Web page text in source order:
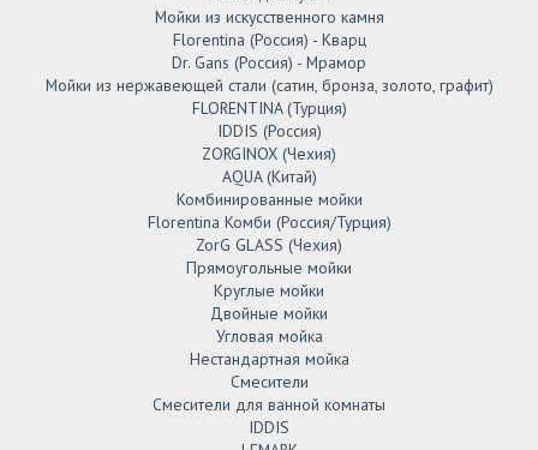
Мойки из искусственного камня
Florentina (Россия) - Кварц
Dr. Gans (Россия) - Мрамор
Мойки из нержавеющей стали (сатин, бронза, золото, графит)
FLORENTINA (Турция)
IDDIS (Россия)
ZORGINOX (Чехия)
AQUA (Китай)
Комбинированные мойки
Florentina Комби (Россия/Турция)
ZorG GLASS (Чехия)
Прямоугольные мойки
Круглые мойки
Двойные мойки
Угловая мойка
Нестандартная мойка
Смесители
Смесители для ванной комнаты
IDDIS